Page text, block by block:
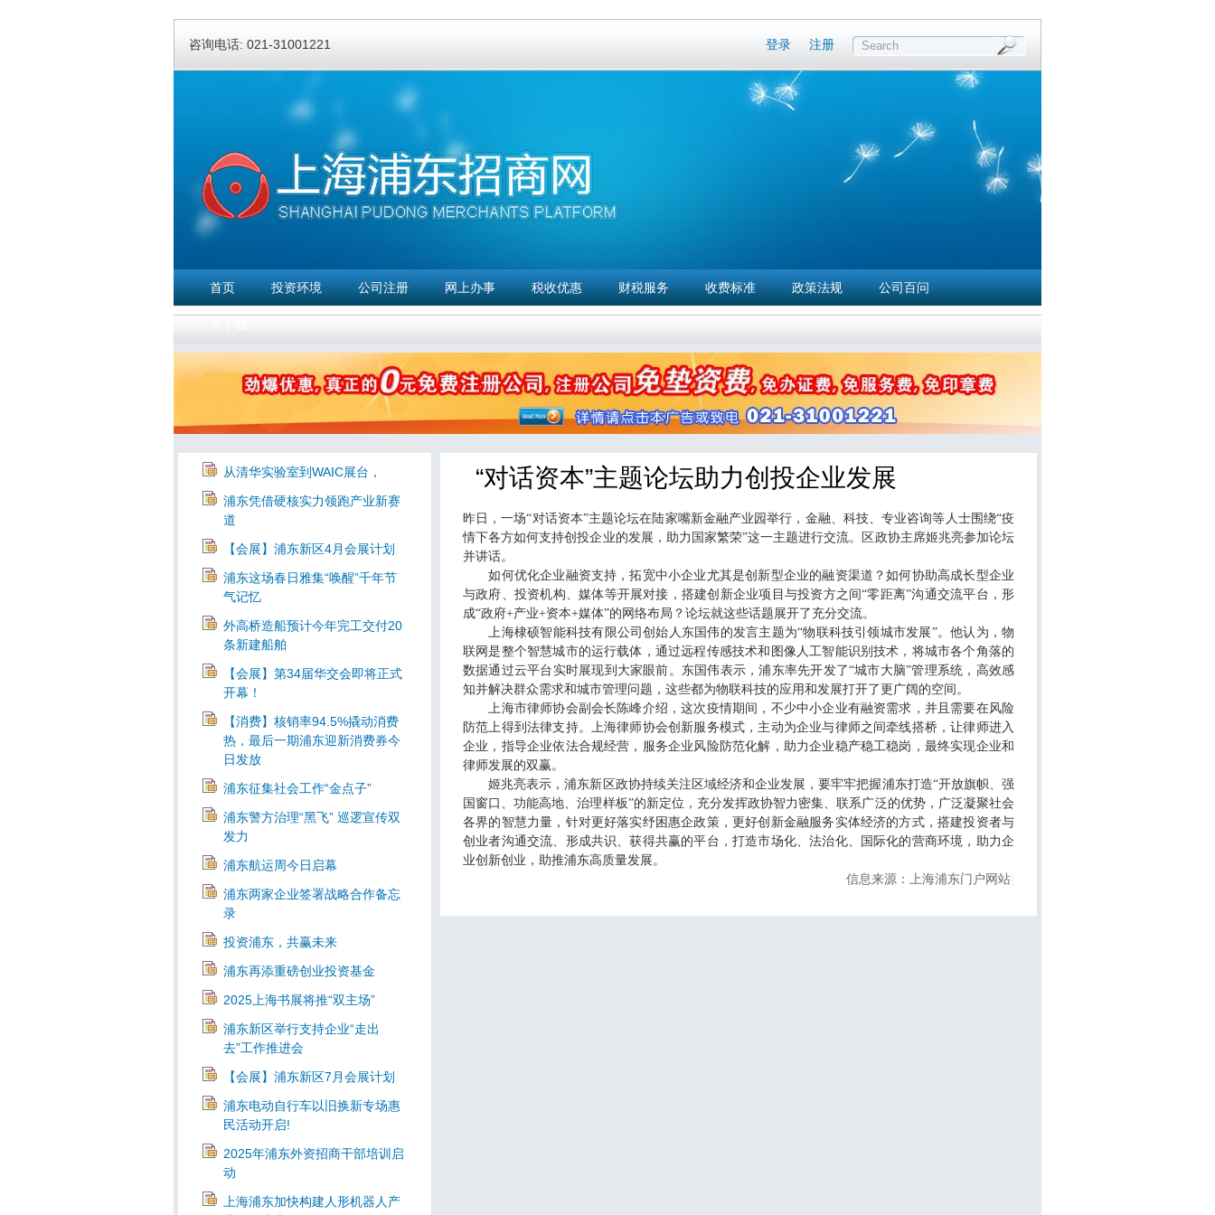
咨询电话: 021-31001221 Search
注册
登录
首页 投资环境 公司注册 网上办事 税收优惠 财税服务 收费标准 政策法规 公司百问
从清华实验室到WAIC展台，
浦东凭借硬核实力领跑产业新赛
道
【会展】浦东新区4月会展计划
浦东这场春日雅集“唤醒”千年节
气记忆
外高桥造船预计今年完工交付20
条新建船舶
【会展】第34届华交会即将正式
开幕！
【消费】核销率94.5%撬动消费
热，最后一期浦东迎新消费券今
日发放
浦东征集社会工作“金点子”
浦东警方治理“黑飞” 巡逻宣传双
发力
浦东航运周今日启幕
浦东两家企业签署战略合作备忘
录
投资浦东，共赢未来
浦东再添重磅创业投资基金
2025上海书展将推“双主场”
浦东新区举行支持企业“走出
去”工作推进会
【会展】浦东新区7月会展计划
浦东电动自行车以旧换新专场惠
民活动开启!
2025年浦东外资招商干部培训启
动
上海浦东加快构建人形机器人产
“对话资本”主题论坛助力创投企业发展
昨日，一场“对话资本”主题论坛在陆家嘴新金融产业园举行，金融、科技、专业咨询等人士围绕“疫
情下各方如何支持创投企业的发展，助力国家繁荣”这一主题进行交流。区政协主席姬兆亮参加论坛
并讲话。
如何优化企业融资支持，拓宽中小企业尤其是创新型企业的融资渠道？如何协助高成长型企业
与政府、投资机构、媒体等开展对接，搭建创新企业项目与投资方之间“零距离”沟通交流平台，形
成“政府+产业+资本+媒体”的网络布局？论坛就这些话题展开了充分交流。
上海棣硕智能科技有限公司创始人东国伟的发言主题为“物联科技引领城市发展”。他认为，物
联网是整个智慧城市的运行载体，通过远程传感技术和图像人工智能识别技术，将城市各个角落的
数据通过云平台实时展现到大家眼前。东国伟表示，浦东率先开发了“城市大脑”管理系统，高效感
知并解决群众需求和城市管理问题，这些都为物联科技的应用和发展打开了更广阔的空间。
上海市律师协会副会长陈峰介绍，这次疫情期间，不少中小企业有融资需求，并且需要在风险
防范上得到法律支持。上海律师协会创新服务模式，主动为企业与律师之间牵线搭桥，让律师进入
企业，指导企业依法合规经营，服务企业风险防范化解，助力企业稳产稳工稳岗，最终实现企业和
律师发展的双赢。
姬兆亮表示，浦东新区政协持续关注区域经济和企业发展，要牢牢把握浦东打造“开放旗帜、强
国窗口、功能高地、治理样板”的新定位，充分发挥政协智力密集、联系广泛的优势，广泛凝聚社会
各界的智慧力量，针对更好落实纾困惠企政策，更好创新金融服务实体经济的方式，搭建投资者与
创业者沟通交流、形成共识、获得共赢的平台，打造市场化、法治化、国际化的营商环境，助力企
业创新创业，助推浦东高质量发展。
信息来源：上海浦东门户网站